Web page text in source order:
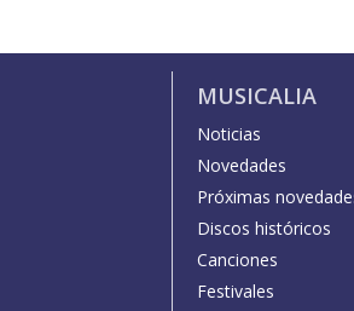
MUSICALIA
Noticias
Novedades
Próximas
Discos históricos
Canciones
Festivales